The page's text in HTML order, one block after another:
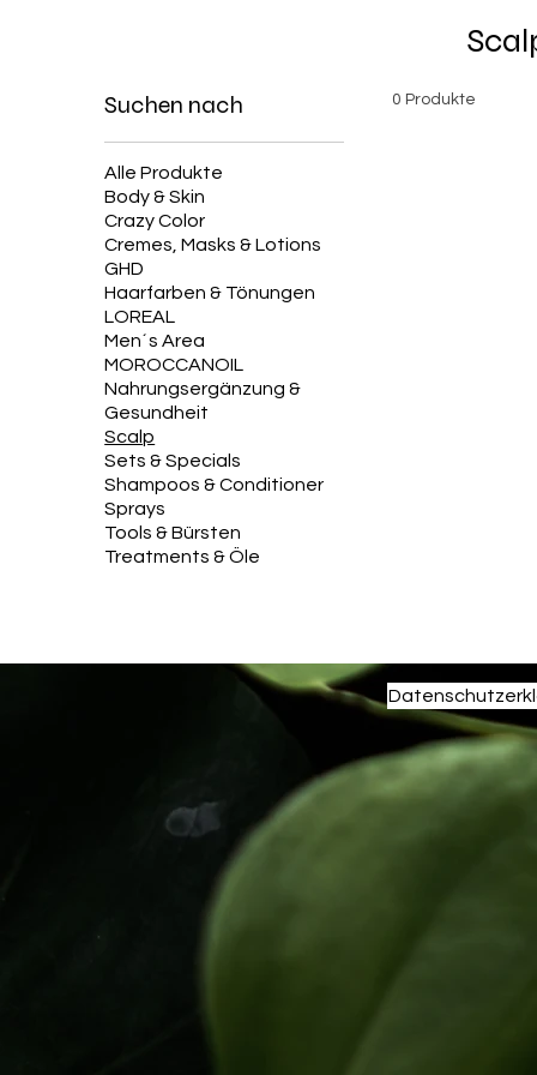
Suchen nach
Alle Produkte
Body & Skin
Crazy Color
Cremes, Masks & Lotions
GHD
Haarfarben & Tönungen
LOREAL
Men´s Area
MOROCCANOIL
Nahrungsergänzung &
Gesundheit
Scalp
Sets & Specials
Shampoos & Conditioner
Sprays
Tools & Bürsten
Treatments & Öle
0 Produkte